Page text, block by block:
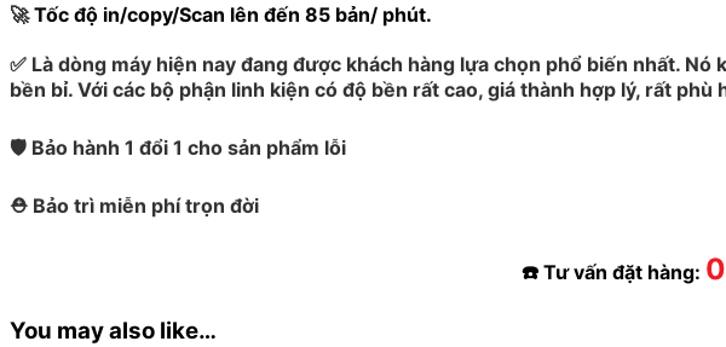
🚀Tốc độ in/copy/Scan lên đến 85 bản/ phút.
✅ Là dòng máy hiện nay đang được khách hàng lựa chọn phổ biến nhất.
bền bỉ. Với các bộ phận linh kiện có độ bền rất cao, giá thành hợp lý, rất
🛡️ Bảo hành 1 đổi 1 cho sản phẩm lỗi
⛑️ Bảo trì miễn phí trọn đời
☎️ Tư vấn đặt hàng:
You may also like…